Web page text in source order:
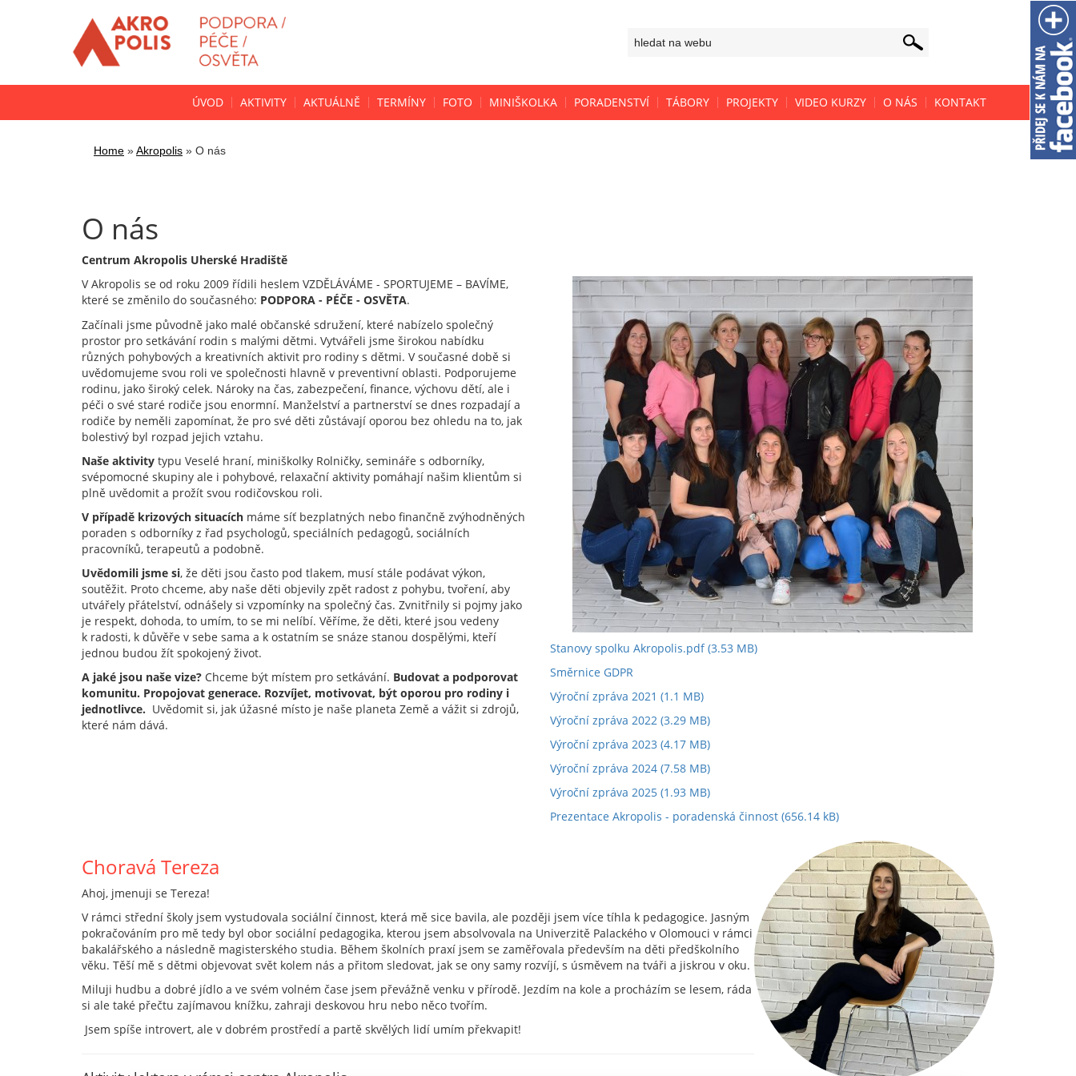
ÚVOD AKTIVITY AKTUÁLNĚ TERMÍNY FOTO MINIŠKOLKA PORADENSTVÍ TÁBORY PROJEKTY VIDEO KURZY O NÁS KONTAKT
Home »Akropolis » O nás
O nás
Centrum Akropolis Uherské Hradiště
V Akropolis se od roku 2009 řídili heslem VZDĚLÁVÁME - SPORTUJEME – BAVÍME,
které se změnilo do současného: PODPORA - PÉČE - OSVĚTA.
Začínali jsme původně jako malé občanské sdružení, které nabízelo společný
prostor pro setkávání rodin s malými dětmi. Vytvářeli jsme širokou nabídku
různých pohybových a kreativních aktivit pro rodiny s dětmi. V současné době si
uvědomujeme svou roli ve společnosti hlavně v preventivní oblasti. Podporujeme
rodinu, jako široký celek. Nároky na čas, zabezpečení, finance, výchovu dětí, ale i
péči o své staré rodiče jsou enormní. Manželství a partnerství se dnes rozpadají a
rodiče by neměli zapomínat, že pro své děti zůstávají oporou bez ohledu na to, jak
bolestivý byl rozpad jejich vztahu.
Naše aktivity typu Veselé hraní, miniškolky Rolničky, semináře s odborníky,
svépomocné skupiny ale i pohybové, relaxační aktivity pomáhají našim klientům si
plně uvědomit a prožít svou rodičovskou roli.
V případě krizových situacích máme síť bezplatných nebo finančně zvýhodněných
poraden s odborníky z řad psychologů, speciálních pedagogů, sociálních
pracovníků, terapeutů a podobně.
Uvědomili jsme si, že děti jsou často pod tlakem, musí stále podávat výkon,
soutěžit. Proto chceme, aby naše děti objevily zpět radost z pohybu, tvoření, aby
utvářely přátelství, odnášely si vzpomínky na společný čas. Zvnitřnily si pojmy jako
je respekt, dohoda, to umím, to se mi nelíbí. Věříme, že děti, které jsou vedeny
k radosti, k důvěře v sebe sama a k ostatním se snáze stanou dospělými, kteří
jednou budou žít spokojený život.
A jaké jsou naše vize? Chceme být místem pro setkávání. Budovat a podporovat
komunitu. Propojovat generace. Rozvíjet, motivovat, být oporou pro rodiny i
jednotlivce. Uvědomit si, jak úžasné místo je naše planeta Země a vážit si zdrojů,
které nám dává.
Stanovy spolku Akropolis.pdf(3.53 MB)
Směrnice GDPR
Výroční zpráva 2021 (1.1 MB)
Výroční zpráva 2022 (3.29 MB)
Výroční zpráva 2023 (4.17 MB)
Výroční zpráva 2024 (7.58 MB)
Výroční zpráva 2025 (1.93 MB)
Prezentace Akropolis - poradenská činnost (656.14 kB)
Choravá Tereza
Ahoj, jmenuji se Tereza!
V rámci střední školy jsem vystudovala sociální činnost, která mě sice bavila, ale později jsem více tíhla k pedagogice. Jasným
pokračováním pro mě tedy byl obor sociální pedagogika, kterou jsem absolvovala na Univerzitě Palackého v Olomouci v rámci
bakalářského a následně magisterského studia. Během školních praxí jsem se zaměřovala především na děti předškolního
věku. Těší mě s dětmi objevovat svět kolem nás a přitom sledovat, jak se ony samy rozvíjí, s úsměvem na tváři a jiskrou v oku.
Miluji hudbu a dobré jídlo a ve svém volném čase jsem převážně venku v přírodě. Jezdím na kole a procházím se lesem, ráda
si ale také přečtu zajímavou knížku, zahraji deskovou hru nebo něco tvořím.
Jsem spíše introvert, ale v dobrém prostředí a partě skvělých lidí umím překvapit!